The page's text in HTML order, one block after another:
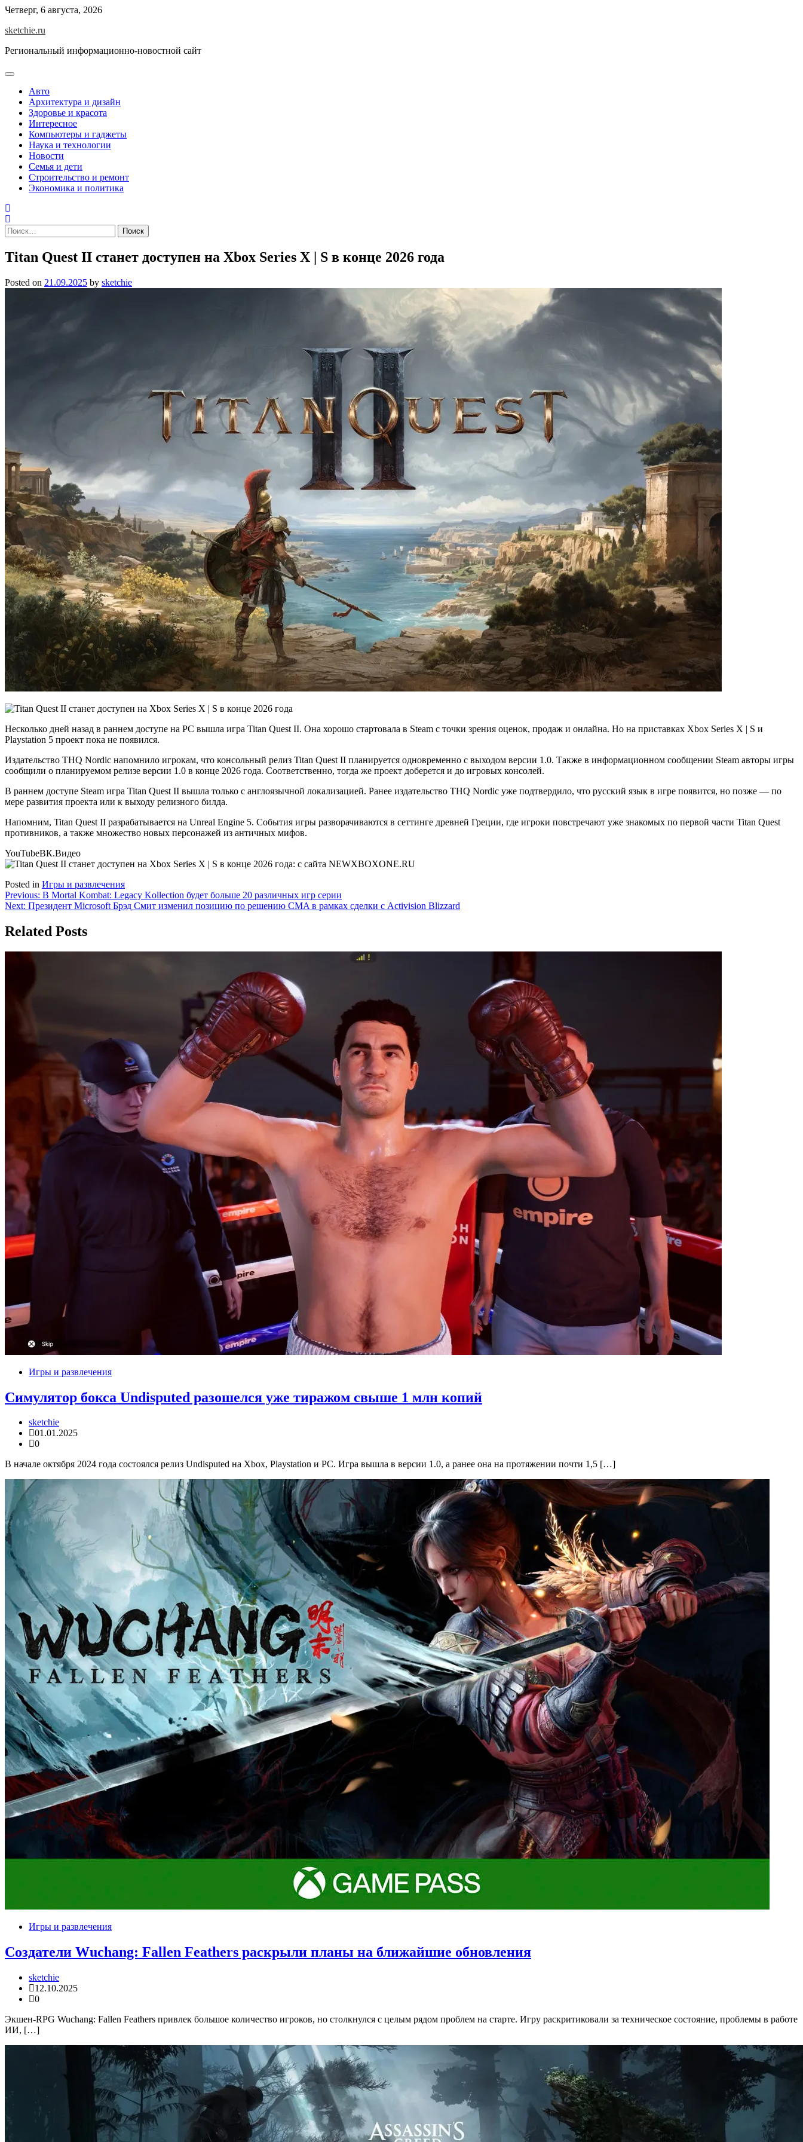
Skip
content
Четверг, 6 августа, 2026
sketchie.ru
Региональный информационно-новостной сайт
Авто
Архитектура и дизайн
Здоровье и красота
Интересное
Компьютеры и гаджеты
Наука и технологии
Новости
Семья и дети
Строительство и ремонт
Экономика и политика
Найти:
Titan Quest II станет доступен на Xbox Series X | S в конце 2026 года
Posted on 21.09.2025 by sketchie
Несколько дней назад в раннем доступе на PC вышла игра Titan Quest II. Она хорошо стартовала в Steam с точки зрения оценок, продаж и онлайна. Но на приставках Xbox Series X | S и
Playstation 5 проект пока не появился.
Издательство THQ Nordic напомнило игрокам, что консольный релиз Titan Quest II планируется одновременно с выходом версии 1.0. Также в информационном сообщении Steam авторы игры
сообщили о планируемом релизе версии 1.0 в конце 2026 года. Соответственно, тогда же проект доберется и до игровых консолей.
В раннем доступе Steam игра Titan Quest II вышла только с англоязычной локализацией. Ранее издательство THQ Nordic уже подтвердило, что русский язык в игре появится, но позже — по
мере развития проекта или к выходу релизного билда.
Напомним, Titan Quest II разрабатывается на Unreal Engine 5. События игры разворачиваются в сеттинге древней Греции, где игроки повстречают уже знакомых по первой части Titan Quest
противников, а также множество новых персонажей из античных мифов.
YouTubeВК.Видео
Posted in Игры и развлечения
Навигация
по
записям
Previous: В Mortal Kombat: Legacy Kollection будет больше 20 различных игр серии
Next: Президент Microsoft Брэд Смит изменил позицию по решению CMA в рамках сделки с Activision Blizzard
Related Posts
Игры и развлечения
Симулятор бокса Undisputed разошелся уже тиражом свыше 1 млн копий
sketchie
01.01.2025
0
В начале октября 2024 года состоялся релиз Undisputed на Xbox, Playstation и PC. Игра вышла в версии 1.0, а ранее она на протяжении почти 1,5 […]
Игры и развлечения
Создатели Wuchang: Fallen Feathers раскрыли планы на ближайшие обновления
sketchie
12.10.2025
0
Экшен-RPG Wuchang: Fallen Feathers привлек большое количество игроков, но столкнулcя с целым рядом проблем на старте. Игру раскритиковали за техническое состояние, проблемы в работе
ИИ, […]